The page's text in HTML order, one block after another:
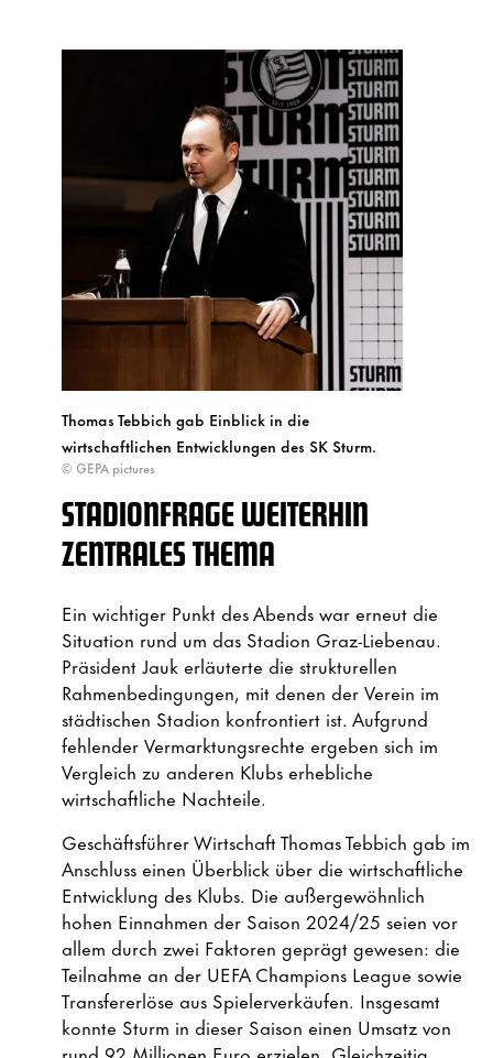
Thomas Tebbich gab Einblick in die
wirtschaftlichen Entwicklungen des SK Sturm.
© GEPA pictures
STADIONFRAGE WEITERHIN
ZENTRALES THEMA
Ein wichtiger Punkt des Abends war erneut die
Situation rund um das Stadion Graz-Liebenau.
Präsident Jauk erläuterte die strukturellen
Rahmenbedingungen, mit denen der Verein im
städtischen Stadion konfrontiert ist. Aufgrund
fehlender Vermarktungsrechte ergeben sich im
Vergleich zu anderen Klubs erhebliche
wirtschaftliche Nachteile.
Geschäftsführer Wirtschaft Thomas Tebbich gab im
Anschluss einen Überblick über die wirtschaftliche
Entwicklung des Klubs. Die außergewöhnlich
hohen Einnahmen der Saison 2024/25 seien vor
allem durch zwei Faktoren geprägt gewesen: die
Teilnahme an der UEFA Champions League sowie
Transfererlöse aus Spielerverkäufen. Insgesamt
konnte Sturm in dieser Saison einen Umsatz von